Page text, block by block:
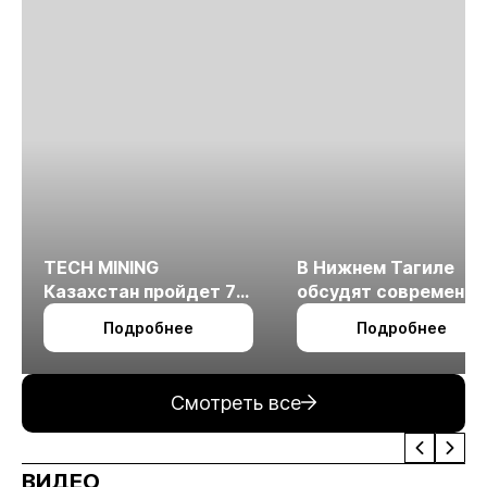
TECH MINING
Казахстан пройдет 7
октября в Алматы
Подробнее
В Нижнем Тагиле
обсудят
технологии
измельчения
Подробнее
Смотреть все
ВИДЕО